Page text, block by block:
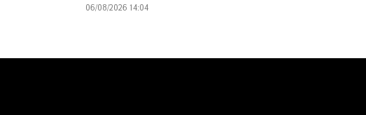
06/08/2026 14:04